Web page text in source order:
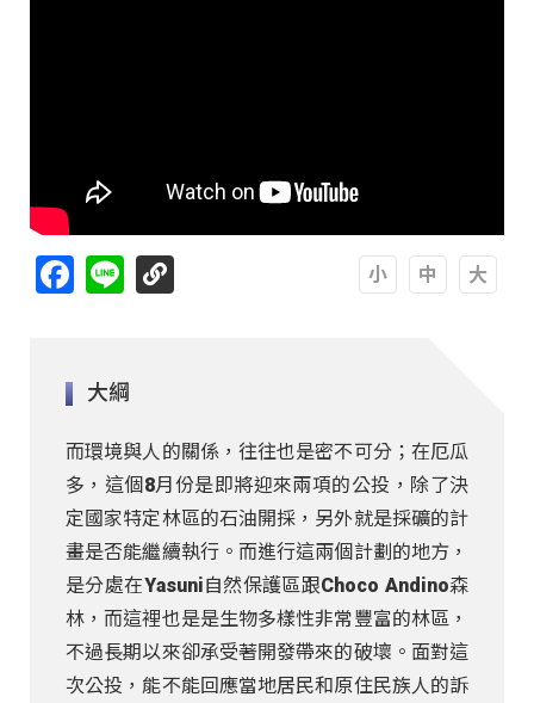
Facebook
Line
大綱
而環境與人的關係，往往也是密不可分；在厄瓜
多，這個8月份是即將迎來兩項的公投，除了決
定國家特定林區的石油開採，另外就是採礦的計
畫是否能繼續執行。而進行這兩個計劃的地方，
是分處在Yasuni自然保護區跟Choco Andino森
林，而這裡也是是生物多樣性非常豐富的林區，
不過長期以來卻承受著開發帶來的破壞。面對這
次公投，能不能回應當地居民和原住民族人的訴